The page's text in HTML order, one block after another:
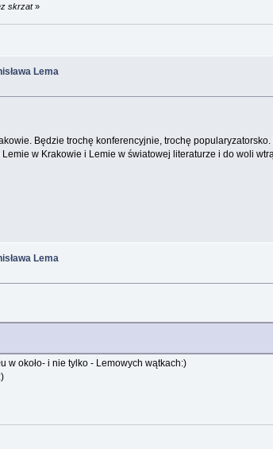
skrzat»
Lema
Będzie trochę konferencyjnie, trochę
w Krakowie i Lemie w światowej literaturze i do woli
Lema
w około- i nie tylko - Lemowych wątkach:)